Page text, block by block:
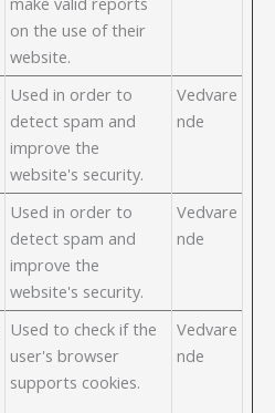
on the use of their
website.
Used in order to
detect spam and
improve the
website's security.
Vedvare
nde
Used in order to
detect spam and
improve the
website's security.
Vedvare
nde
Used to check if the
user's browser
supports cookies.
Vedvare
nde